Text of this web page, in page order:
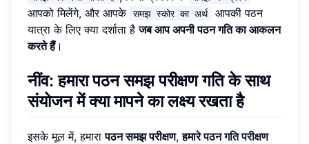
आपको मिलेंगे, और आपके समझ स्कोर का अर्थ
आपकी पठन
यात्रा के लिए क्या दर्शाता हैजब आप अपनी पठन गति का आकलन
करते हैं।
नींव: हमारा पठन समझ परीक्षण गति के साथ
संयोजन में क्या मापने का लक्ष्य रखता है
इसके मूल में, हमारापठन समझ परीक्षण,हमारेपठन गति परीक्षण